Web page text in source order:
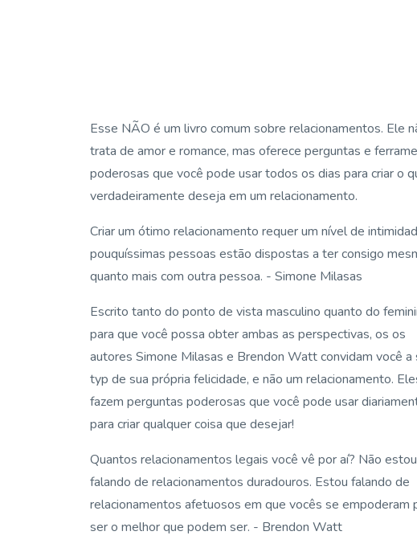
Esse NÃO é um livro comum sobre relacionamentos. Ele
trata de amor e romance, mas oferece perguntas e
poderosas que você pode usar todos os dias para criar o
verdadeiramente deseja em um relacionamento.
Criar um ótimo relacionamento requer um nível de
pouquíssimas pessoas estão dispostas a ter consigo
quanto mais com outra pessoa. - Simone Milasas
Escrito tanto do ponto de vista masculino quanto do
para que você possa obter ambas as perspectivas, os os
autores Simone Milasas e Brendon Watt convidam você a
typ de sua própria felicidade, e não um relacionamento.
fazem perguntas poderosas que você pode usar
para criar qualquer coisa que desejar!
Quantos relacionamentos legais você vê por aí? Não estou
falando de relacionamentos duradouros. Estou falando de
relacionamentos afetuosos em que vocês se empoderam
ser o melhor que podem ser. - Brendon Watt